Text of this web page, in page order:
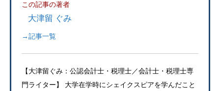
この記事の著者
大津留 ぐみ
→記事一覧
【大津留ぐみ：公認会計士・税理士／会計士・税理士専
門ライター】 大学在学時にシェイクスピアを学んだこと